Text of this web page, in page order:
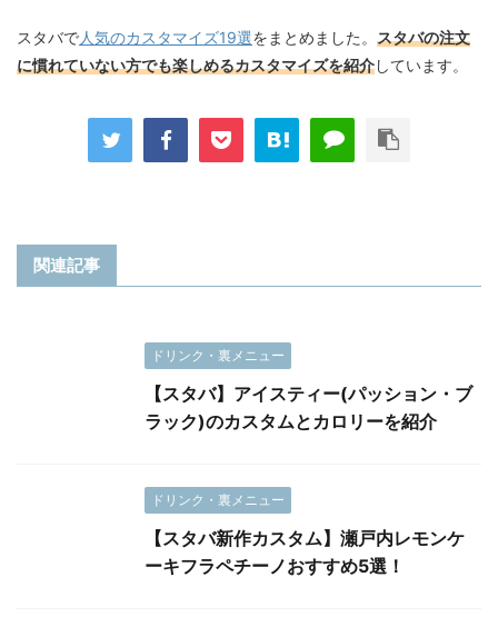
スタバで人気のカスタマイズ19選をまとめました。 スタバの注文
に慣れていない方でも楽しめるカスタマイズを紹介しています。
関連記事
ドリンク・裏メニュー
【スタバ】アイスティー(パッション・ブ
ラック)のカスタムとカロリーを紹介
ドリンク・裏メニュー
【スタバ新作カスタム】瀬戸内レモンケ
ーキフラペチーノおすすめ5選！